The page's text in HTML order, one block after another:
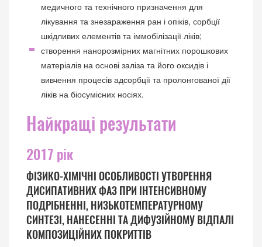
медичного та технічного призначення для
лікування та знезараження ран і опіків, сорбції
шкідливих елементів та іммобілізації ліків;
створення нанорозмірних магнітних порошкових
матеріалів на основі заліза та його оксидів і
вивчення процесів адсорбції та пролонгованої дії
ліків на біосумісних носіях.
Найкращі результати
2017 рік
ФІЗИКО-ХІМІЧНІ ОСОБЛИВОСТІ УТВОРЕННЯ
ДИСИПАТИВНИХ ФАЗ ПРИ ІНТЕНСИВНОМУ
ПОДРІБНЕННІ, НИЗЬКОТЕМПЕРАТУРНОМУ
СИНТЕЗІ, НАНЕСЕННІ ТА ДИФУЗІЙНОМУ ВІДПАЛІ
КОМПОЗИЦІЙНИХ ПОКРИТТІВ